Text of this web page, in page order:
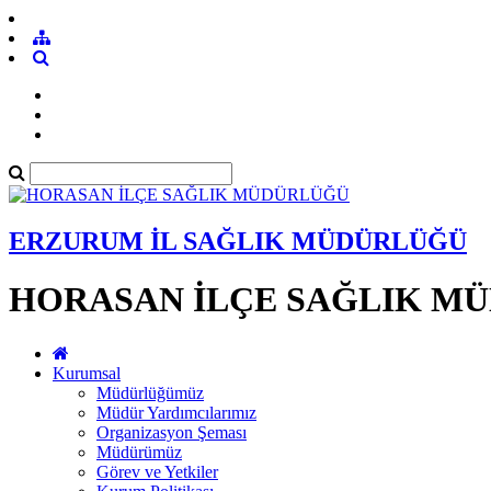
ERZURUM İL SAĞLIK MÜDÜRLÜĞÜ
HORASAN İLÇE SAĞLIK
Kurumsal
Müdürlüğümüz
Müdür Yardımcılarımız
Organizasyon Şeması
Müdürümüz
Görev ve Yetkiler